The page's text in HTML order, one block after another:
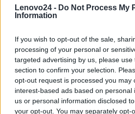
Lenovo24 - Do Not Process My
Information
If you wish to opt-out of the sale,
processing of your personal or
targeted advertising by us, please
section to confirm your selection.
opt-out request is processed you may
interest-based ads based on personal
us or personal information disclosed
your opt-out. You may separately opt-
2,5"
Sloty
2